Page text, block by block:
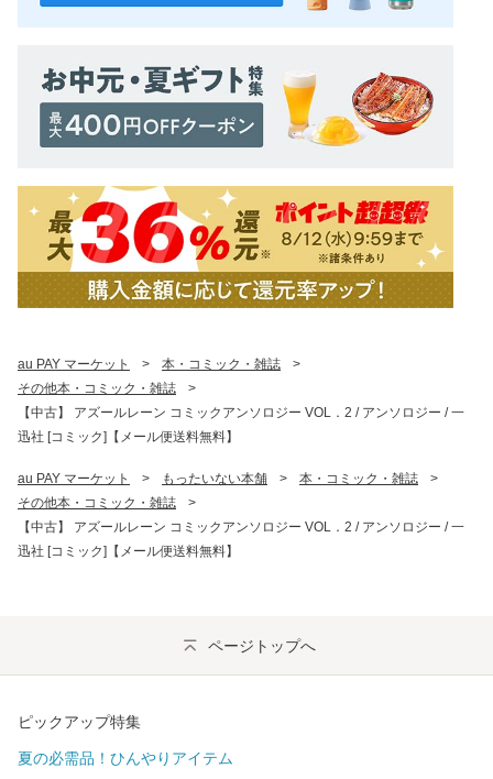
au PAY マーケット > 本・コミック・雑誌
>
その他本・コミック・雑誌
>
【中古】 アズールレーン コミックアンソロジー VOL．2 / アンソロジー / 一
迅社 [コミック]【メール便送料無料】
au PAY マーケット > もったいない本舗 > 本・コミック・雑誌
>
その他本・コミック・雑誌
>
【中古】 アズールレーン コミックアンソロジー VOL．2 / アンソロジー / 一
迅社 [コミック]【メール便送料無料】
ページトップへ
ピックアップ特集
夏の必需品！ひんやりアイテム